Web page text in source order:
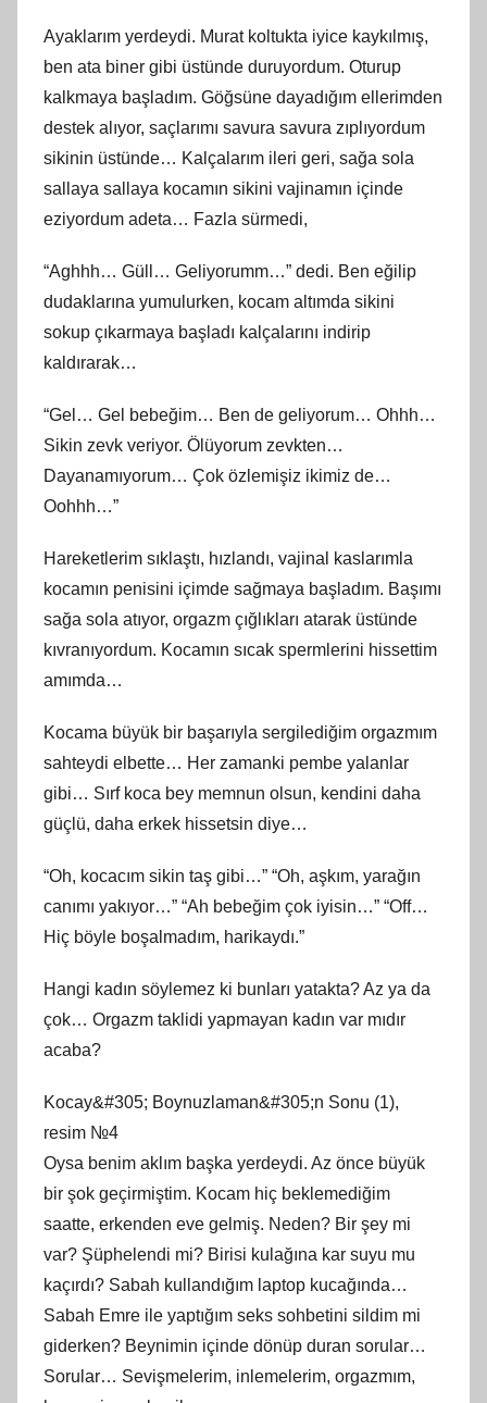
Ayaklarım yerdeydi. Murat koltukta iyice kaykılmış,
ben ata biner gibi üstünde duruyordum. Oturup
kalkmaya başladım. Göğsüne dayadığım ellerimden
destek alıyor, saçlarımı savura savura zıplıyordum
sikinin üstünde… Kalçalarım ileri geri, sağa sola
sallaya sallaya kocamın sikini vajinamın içinde
eziyordum adeta… Fazla sürmedi,
“Aghhh… Güll… Geliyorumm…” dedi. Ben eğilip
dudaklarına yumulurken, kocam altımda sikini
sokup çıkarmaya başladı kalçalarını indirip
kaldırarak…
“Gel… Gel bebeğim… Ben de geliyorum… Ohhh…
Sikin zevk veriyor. Ölüyorum zevkten…
Dayanamıyorum… Çok özlemişiz ikimiz de…
Oohhh…”
Hareketlerim sıklaştı, hızlandı, vajinal kaslarımla
kocamın penisini içimde sağmaya başladım. Başımı
sağa sola atıyor, orgazm çığlıkları atarak üstünde
kıvranıyordum. Kocamın sıcak spermlerini hissettim
amımda…
Kocama büyük bir başarıyla sergilediğim orgazmım
sahteydi elbette… Her zamanki pembe yalanlar
gibi… Sırf koca bey memnun olsun, kendini daha
güçlü, daha erkek hissetsin diye…
“Oh, kocacım sikin taş gibi…” “Oh, aşkım, yarağın
canımı yakıyor…” “Ah bebeğim çok iyisin…” “Off…
Hiç böyle boşalmadım, harikaydı.”
Hangi kadın söylemez ki bunları yatakta? Az ya da
çok… Orgazm taklidi yapmayan kadın var mıdır
acaba?
Kocay&#305; Boynuzlaman&#305;n Sonu (1),
resim №4
Oysa benim aklım başka yerdeydi. Az önce büyük
bir şok geçirmiştim. Kocam hiç beklemediğim
saatte, erkenden eve gelmiş. Neden? Bir şey mi
var? Şüphelendi mi? Birisi kulağına kar suyu mu
kaçırdı? Sabah kullandığım laptop kucağında…
Sabah Emre ile yaptığım seks sohbetini sildim mi
giderken? Beynimin içinde dönüp duran sorular…
Sorular… Sevişmelerim, inlemelerim, orgazmım,